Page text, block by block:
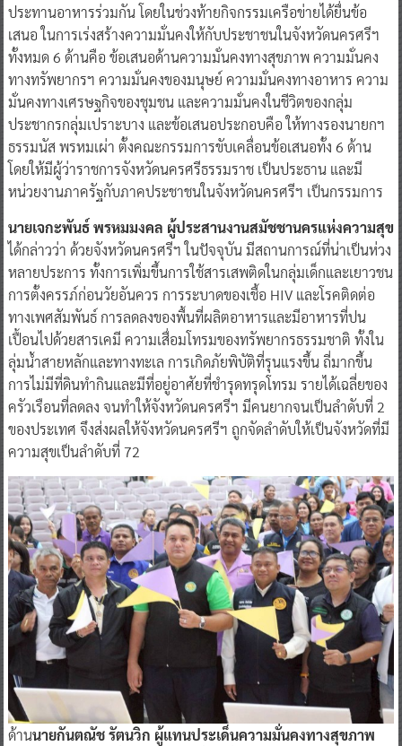
ประทานอาหารร่วมกัน โดยในช่วงท้ายกิจกรรมเครือข่ายได้ยื่นข้อ
เสนอ ในการเร่งสร้างความมั่นคงให้กับประชาชนในจังหวัดนครศรีฯ
ทั้งหมด 6 ด้านคือ ข้อเสนอด้านความมั่นคงทางสุขภาพ ความมั่นคง
ทางทรัพยากรฯ ความมั่นคงของมนุษย์ ความมั่นคงทางอาหาร ความ
มั่นคงทางเศรษฐกิจของชุมชน และความมั่นคงในชีวิตของกลุ่ม
ประชากรกลุ่มเปราะบาง และข้อเสนอประกอบคือ ให้ทางรองนายกฯ
ธรรมนัส พรหมเผ่า ตั้งคณะกรรมการขับเคลื่อนข้อเสนอทั้ง 6 ด้าน
โดยให้มีผู้ว่าราชการจังหวัดนครศรีธรรมราช เป็นประธาน และมี
หน่วยงานภาครัฐกับภาคประชาชนในจังหวัดนครศรีฯ เป็นกรรมการ
นายเจกะพันธ์ พรหมมงคล ผู้ประสานงานสมัชชานครแห่งความสุข
ได้กล่าวว่า ด้วยจังหวัดนครศรีฯ ในปัจจุบัน มีสถานการณ์ที่น่าเป็นห่วง
หลายประการ ทั้งการเพิ่มขึ้นการใช้สารเสพติดในกลุ่มเด็กและเยาวชน
การตั้งครรภ์ก่อนวัยอันควร การระบาดของเชื้อ HIV และโรคติดต่อ
ทางเพศสัมพันธ์ การลดลงของพื้นที่ผลิตอาหารและมีอาหารที่ปน
เปื้อนไปด้วยสารเคมี ความเสื่อมโทรมของทรัพยากรธรรมชาติ ทั้งใน
ลุ่มน้ำสายหลักและทางทะเล การเกิดภัยพิบัติที่รุนแรงขึ้น ถี่มากขึ้น
การไม่มีที่ดินทำกินและมีที่อยู่อาศัยที่ชำรุดทรุดโทรม รายได้เฉลี่ยของ
ครัวเรือนที่ลดลง จนทำให้จังหวัดนครศรีฯ มีคนยากจนเป็นลำดับที่ 2
ของประเทศ จึงส่งผลให้จังหวัดนครศรีฯ ถูกจัดลำดับให้เป็นจังหวัดที่มี
ความสุขเป็นลำดับที่ 72
ด้านนายกันตณัช รัตนวิก ผู้แทนประเด็นความมั่นคงทางสุขภาพ